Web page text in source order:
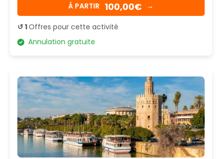
Á PARTIR 100,00€ →
↺ 1Offres pour cette activité
Annulation gratuite